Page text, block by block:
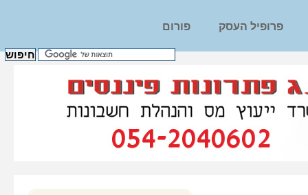
פרופיל העסק פורום